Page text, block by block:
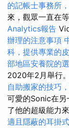
的記帳士事務所
來，觀眾一直在
Analytics報告
辦理的注意事項
科，提供專業的
部地區安養院的
2020年2月舉行。
自助搬家的技巧
可愛的Sonic在另
了他的超級能力
適且隱蔽的耳掛